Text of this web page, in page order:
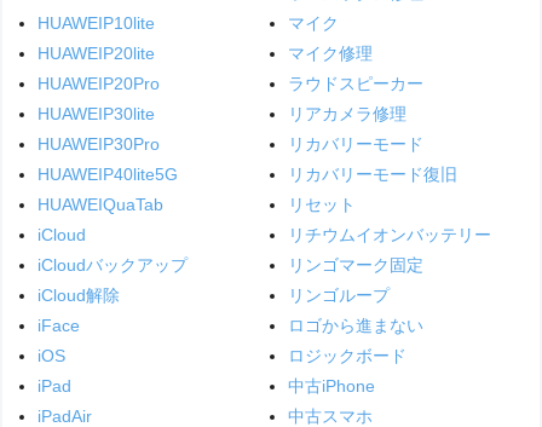
HUAWEIP10lite
HUAWEIP20lite
HUAWEIP20Pro
HUAWEIP30lite
HUAWEIP30Pro
HUAWEIP40lite5G
HUAWEIQuaTab
iCloud
iCloudバックアップ
iCloud解除
iFace
iOS
iPad
iPadAir
マイク
マイク修理
ラウドスピーカー
リアカメラ修理
リカバリーモード
リカバリーモード復旧
リセット
リチウムイオンバッテリー
リンゴマーク固定
リンゴループ
ロゴから進まない
ロジックボード
中古iPhone
中古スマホ